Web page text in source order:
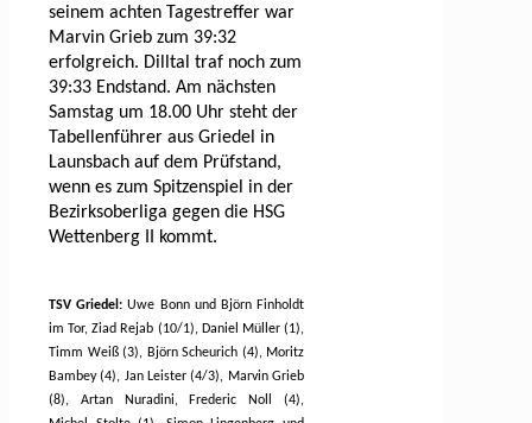
seinem achten Tagestreffer war
Marvin Grieb zum 39:32
erfolgreich. Dilltal traf noch zum
39:33 Endstand. Am nächsten
Samstag um 18.00 Uhr steht der
Tabellenführer aus Griedel in
Launsbach auf dem Prüfstand,
wenn es zum Spitzenspiel in der
Bezirksoberliga gegen die HSG
Wettenberg II kommt.
TSV Griedel: Uwe Bonn und Björn Finholdt
im Tor, Ziad Rejab (10/1), Daniel Müller (1),
Timm Weiß (3), Björn Scheurich (4), Moritz
Bambey (4), Jan Leister (4/3), Marvin Grieb
(8), Artan Nuradini, Frederic Noll (4),